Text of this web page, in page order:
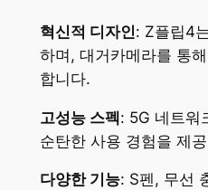
혁신적 디자인: Z플립4
하며, 대거카메라를 통
합니다.
고성능 스펙: 5G 네트워
순탄한 사용 경험을 제
다양한 기능: S펜, 무선